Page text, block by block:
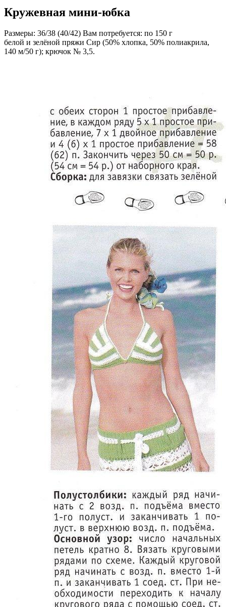
Кружевная мини-юбка
Размеры: 36/38 (40/42) Вам потребуется: по 150 г
белой и зелёной пряжи Сир (50% хлопка, 50% полиакрила,
140 м/50 г); крючок № 3,5.